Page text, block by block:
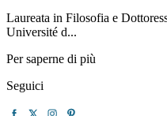
Laureata in Filosofia e
Université d...
Per saperne di più
Seguici